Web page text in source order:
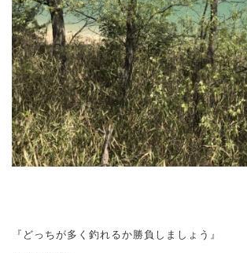
『どっちが多く釣れるか勝負しましょう』